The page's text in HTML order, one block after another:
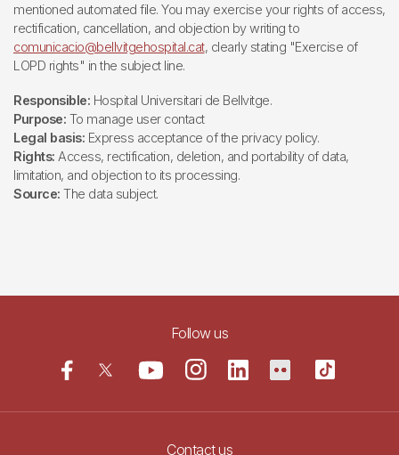
mentioned automated file. You may exercise your rights of access,
rectification, cancellation, and objection by writing to
comunicacio@bellvitgehospital.cat, clearly stating "Exercise of
LOPD rights" in the subject line.
Responsible: Hospital Universitari de Bellvitge.
Purpose: To manage user contact
Legal basis: Express acceptance of the privacy policy.
Rights: Access, rectification, deletion, and portability of data,
limitation, and objection to its processing.
Source: The data subject.
Follow us
Contact us